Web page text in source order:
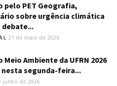
pelo PET Geografia,
sobre urgência climática
21 de maio de 2026
Meio Ambiente da UFRN 2026
segunda-feira...
junho de 2026